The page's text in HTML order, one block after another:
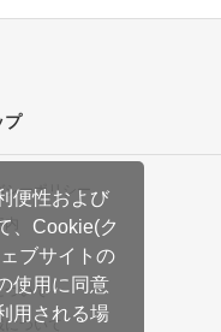
便性および
、Cookie(ク
ブサイトの
使用に同意
用される場
プ
ーポリシー
ついて
ついて